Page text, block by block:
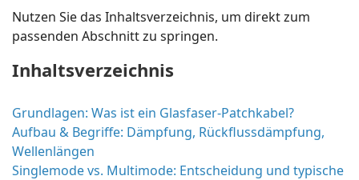
Nutzen Sie das Inhaltsverzeichnis, um direkt zum
passenden Abschnitt zu springen.
Inhaltsverzeichnis
Grundlagen: Was ist ein Glasfaser-Patchkabel?
Aufbau & Begriffe: Dämpfung, Rückflussdämpfung,
Wellenlängen
Singlemode vs. Multimode: Entscheidung und typische